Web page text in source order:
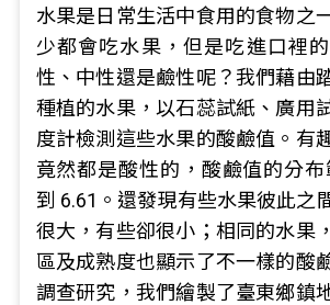
水果是日常生活中食用的食物之
少都會吃水果，但是吃進口裡
性、中性還是鹼性呢？我們藉由
種植的水果，以石蕊試紙、廣用
度計檢測這些水果的酸鹼值。有
竟然都是酸性的，酸鹼值的分布
到 6.61。還發現有些水果彼此之
很大，有些卻很小；相同的水果
區及成熟度也顯示了不一樣的酸
調查研究，我們繪製了臺東鄉鎮